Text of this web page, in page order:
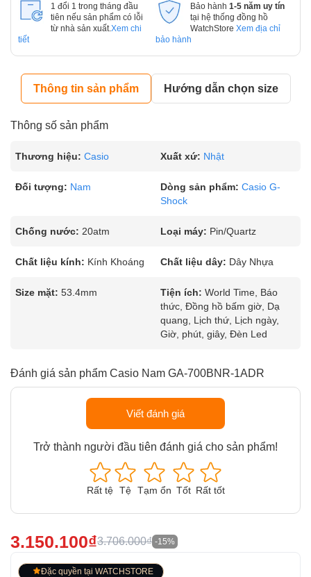
1 đổi 1 trong tháng đầu
tiên nếu sản phẩm có lỗi
từ nhà sản xuất. Xem chi
tiết
Bảo hành 1-5 năm uy tín
tại hệ thống đồng hồ
WatchStore Xem địa chỉ
bảo hành
Thông tin sản phẩm Hướng dẫn chọn size
Thông số sản phẩm
Thương hiệu: Casio Xuất xứ: Nhật
Đối tượng: Nam Dòng sản phẩm: Casio G-
Shock
Chống nước: 20atm Loại máy: Pin/Quartz
Chất liệu kính: Kính Khoáng Chất liệu dây: Dây Nhựa
Size mặt: 53.4mm Tiện ích: World Time, Báo
thức, Đồng hồ bấm giờ, Dạ
quang, Lịch thứ, Lịch ngày,
Giờ, phút, giây, Đèn Led
Đánh giá sản phẩm Casio Nam GA-700BNR-1ADR
Viết đánh giá
Trở thành người đầu tiên đánh giá cho sản phẩm!
Rất tệ Tệ Tạm ổn Tốt Rất tốt
3.150.100₫3.706.000₫ -15%
Đặc quyền tại WATCHSTORE